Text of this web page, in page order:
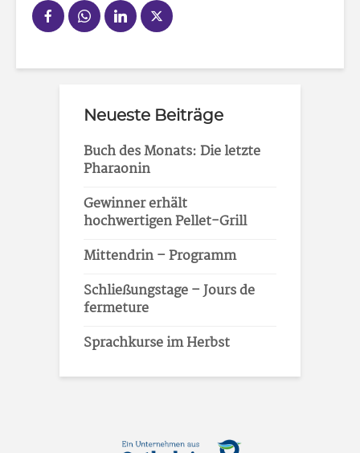
Neueste Beiträge
Buch des Monats: Die letzte
Pharaonin
Gewinner erhält
hochwertigen Pellet-Grill
Mittendrin – Programm
Schließungstage – Jours de
fermeture
Sprachkurse im Herbst